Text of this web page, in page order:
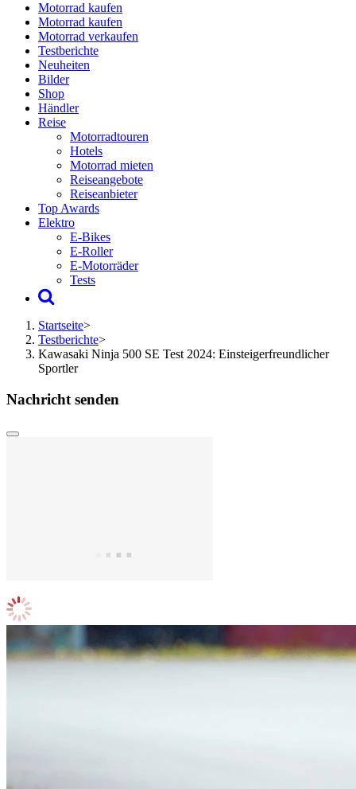
Motorrad kaufen
Motorrad kaufen
Motorrad verkaufen
Testberichte
Neuheiten
Bilder
Shop
Händler
Reise
Motorradtouren
Hotels
Motorrad mieten
Reiseangebote
Reiseanbieter
Top Awards
Elektro
E-Bikes
E-Roller
E-Motorräder
Tests
Startseite>
Testberichte>
Kawasaki Ninja 500 SE Test 2024: Einsteigerfreundlicher
Sportler
Nachricht senden